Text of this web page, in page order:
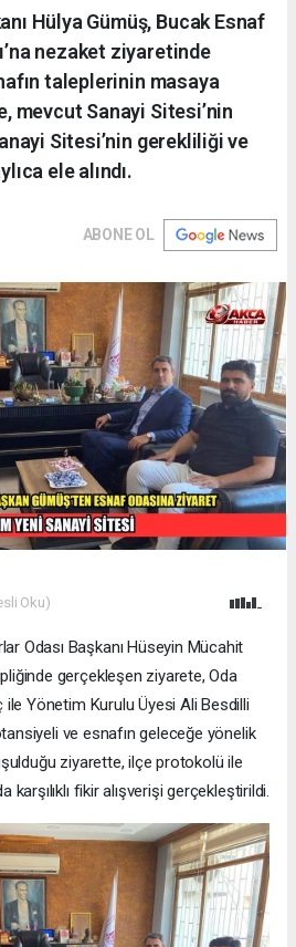
Hülya Gümüş, Bucak Esnaf
nezaket ziyaretinde
taleplerinin masaya
mevcut Sanayi Sitesi’nin
Sitesi’nin gerekliliği ve
ele alındı.
ABONE OL
Oku)
Odası Başkanı Hüseyin Mücahit
gerçekleşen ziyarete, Oda
ile Yönetim Kurulu Üyesi Ali Besdilli
ve esnafın geleceğe yönelik
ziyarette, ilçe protokolü ile
fikir alışverişi gerçekleştirildi.